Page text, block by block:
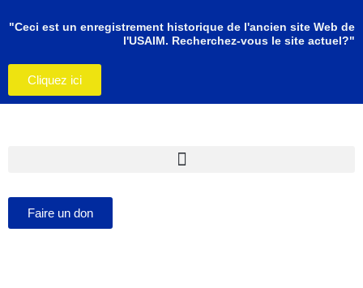
au"Ceci est un enregistrement historique de l'ancien site Web de
l'USAIM. Recherchez-vous le site actuel?"
Cliquez ici
Faire un don